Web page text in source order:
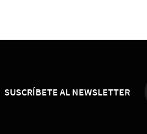
SUSCRÍBETE AL NEWSLETTER